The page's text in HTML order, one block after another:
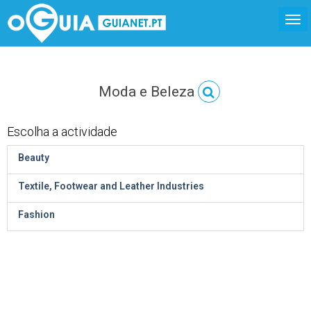
Moda e Beleza
Escolha a actividade
Beauty
Textile, Footwear and Leather Industries
Fashion